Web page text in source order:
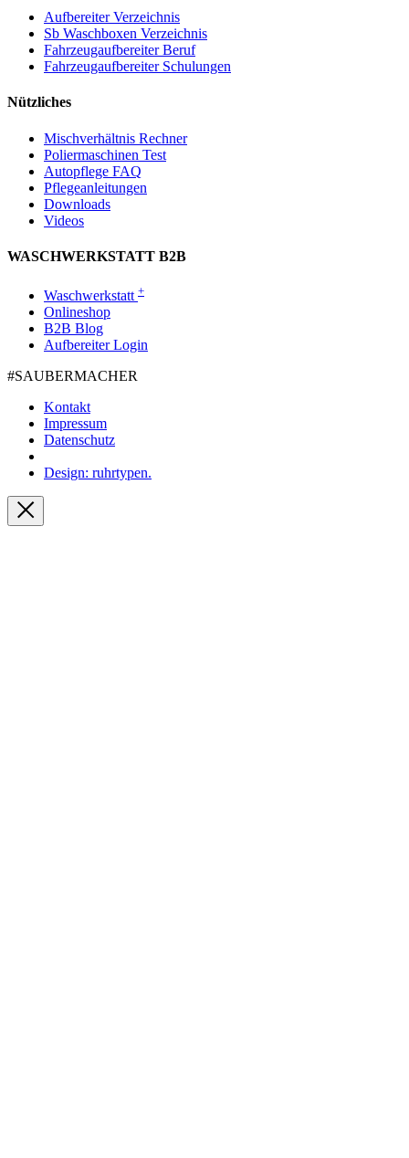
Aufbereiter Verzeichnis
Sb Waschboxen Verzeichnis
Fahrzeugaufbereiter Beruf
Fahrzeugaufbereiter Schulungen
Nützliches
Mischverhältnis Rechner
Poliermaschinen Test
Autopflege FAQ
Pflegeanleitungen
Downloads
Videos
WASCHWERKSTATT B2B
Waschwerkstatt +
Onlineshop
B2B Blog
Aufbereiter Login
#SAUBER­MACHER
Kontakt
Impressum
Datenschutz
Design: ruhrtypen.